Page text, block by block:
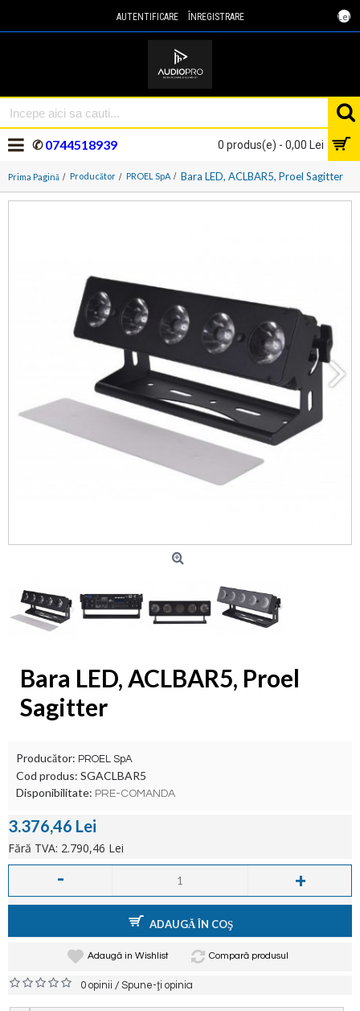
Lei
AUTENTIFICARE ÎNREGISTRARE
0 produs(e) - 0,00 Lei
✆0744518939
Prima Pagină Producător PROEL SpA Bara LED, ACLBAR5, Proel Sagitter
Bara LED, ACLBAR5, Proel
Sagitter
Producător: PROEL SpA
Cod produs: SGACLBAR5
Disponibilitate: PRE-COMANDA
3.376,46 Lei
Fără TVA: 2.790,46 Lei
- +
ADAUGĂ ÎN COŞ
Adaugă in Wishlist Compară produsul
0 opinii /Spune-ţi opinia